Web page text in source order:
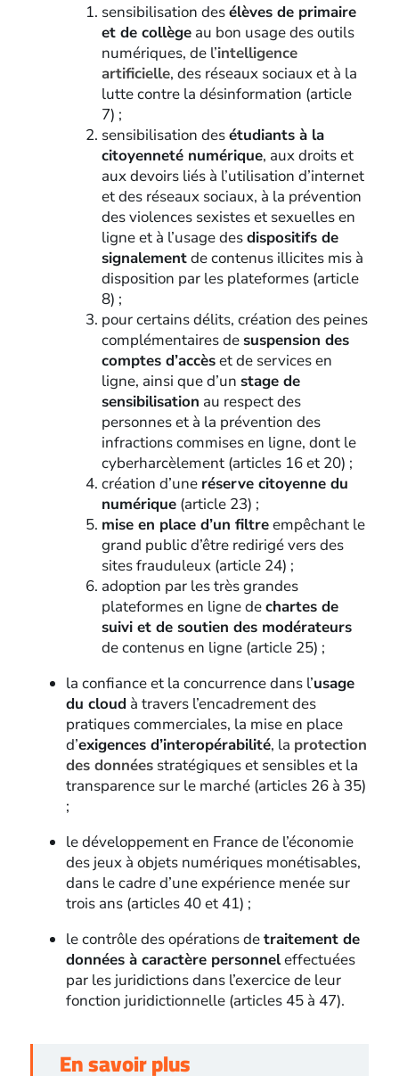
sensibilisation desélèves de primaire
et de collège au bon usage des outils
numériques, de l’intelligence
artificielle, des réseaux sociaux et à la
lutte contre la désinformation (article
7) ;
sensibilisation desétudiants à la
citoyenneté numérique, aux droits et
aux devoirs liés à l’utilisation d’internet
et des réseaux sociaux, à la prévention
des violences sexistes et sexuelles en
ligne et à l’usage desdispositifs de
signalementde contenus illicites mis à
disposition par les plateformes (article
8) ;
pour certains délits, création des peines
complémentaires desuspension des
comptes d’accèset de services en
ligne, ainsi que d’unstage de
sensibilisation au respect des
personnes et à la prévention des
infractions commises en ligne, dont le
cyberharcèlement (articles 16 et 20) ;
création d’une réserve citoyenne du
numérique (article 23) ;
mise en place d’un filtreempêchant le
grand public d’être redirigé vers des
sites frauduleux (article 24) ;
adoption par les très grandes
plateformes en ligne dechartes de
suivi et de soutien des modérateurs
de contenus en ligne (article 25) ;
la confiance et la concurrence dans l’usage
du cloud à travers l’encadrement des
pratiques commerciales, la mise en place
d’exigences d’interopérabilité, la protection
des données stratégiques et sensibles et la
transparence sur le marché (articles 26 à 35)
;
le développement en France de l’économie
des jeux à objets numériques monétisables,
dans le cadre d’une expérience menée sur
trois ans (articles 40 et 41) ;
le contrôle des opérations detraitement de
données à caractère personneleffectuées
par les juridictions dans l’exercice de leur
fonction juridictionnelle (articles 45 à 47).
En savoir plus